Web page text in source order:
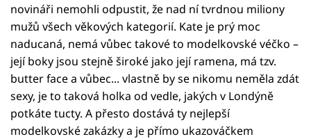
novináři nemohli odpustit, že nad ní tvrdnou miliony
mužů všech věkových kategorií. Kate je prý moc
naducaná, nemá vůbec takové to modelkovské véčko –
její boky jsou stejně široké jako její ramena, má tzv.
butter face a vůbec... vlastně by se nikomu neměla zdát
sexy, je to taková holka od vedle, jakých v Londýně
potkáte tucty. A přesto dostává ty nejlepší
modelkovské zakázky a je přímo ukazováčkem